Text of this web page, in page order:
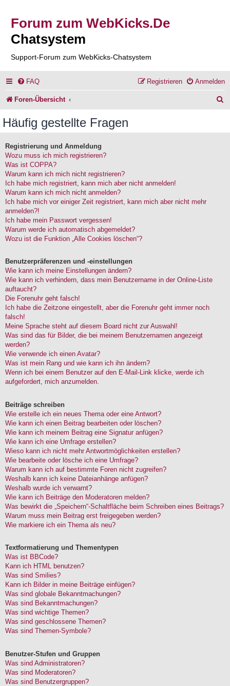
Forum zum WebKicks.De
Chatsystem
Support-Forum zum WebKicks-Chatsystem
FAQ Anmelden
Registrieren
Foren-Übersicht
Häufig gestellte Fragen
Registrierung und Anmeldung
Wozu muss ich mich registrieren?
Was ist COPPA?
Warum kann ich mich nicht registrieren?
Ich habe mich registriert, kann mich aber nicht anmelden!
Warum kann ich mich nicht anmelden?
Ich habe mich vor einiger Zeit registriert, kann mich aber nicht mehr
anmelden?!
Ich habe mein Passwort vergessen!
Warum werde ich automatisch abgemeldet?
Wozu ist die Funktion „Alle Cookies löschen“?
Benutzerpräferenzen und -einstellungen
Wie kann ich meine Einstellungen ändern?
Wie kann ich verhindern, dass mein Benutzername in der Online-Liste
auftaucht?
Die Forenuhr geht falsch!
Ich habe die Zeitzone eingestellt, aber die Forenuhr geht immer noch
falsch!
Meine Sprache steht auf diesem Board nicht zur Auswahl!
Was sind das für Bilder, die bei meinem Benutzernamen angezeigt
werden?
Wie verwende ich einen Avatar?
Was ist mein Rang und wie kann ich ihn ändern?
Wenn ich bei einem Benutzer auf den E-Mail-Link klicke, werde ich
aufgefordert, mich anzumelden.
Beiträge schreiben
Wie erstelle ich ein neues Thema oder eine Antwort?
Wie kann ich einen Beitrag bearbeiten oder löschen?
Wie kann ich meinem Beitrag eine Signatur anfügen?
Wie kann ich eine Umfrage erstellen?
Wieso kann ich nicht mehr Antwortmöglichkeiten erstellen?
Wie bearbeite oder lösche ich eine Umfrage?
Warum kann ich auf bestimmte Foren nicht zugreifen?
Weshalb kann ich keine Dateianhänge anfügen?
Weshalb wurde ich verwarnt?
Wie kann ich Beiträge den Moderatoren melden?
Was bewirkt die „Speichern“-Schaltfläche beim Schreiben eines Beitrags?
Warum muss mein Beitrag erst freigegeben werden?
Wie markiere ich ein Thema als neu?
Textformatierung und Thementypen
Was ist BBCode?
Kann ich HTML benutzen?
Was sind Smilies?
Kann ich Bilder in meine Beiträge einfügen?
Was sind globale Bekanntmachungen?
Was sind Bekanntmachungen?
Was sind wichtige Themen?
Was sind geschlossene Themen?
Was sind Themen-Symbole?
Benutzer-Stufen und Gruppen
Was sind Administratoren?
Was sind Moderatoren?
Was sind Benutzergruppen?